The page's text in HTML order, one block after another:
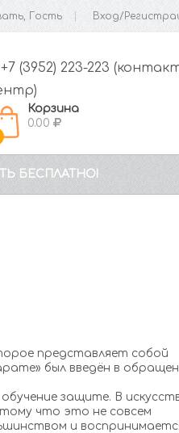
Гость Вход/
(3952) 223-223
Корзина
0.00
БЕСПЛАТНО!
представляет собой
был введён в
защите. В
что это не совсем
и